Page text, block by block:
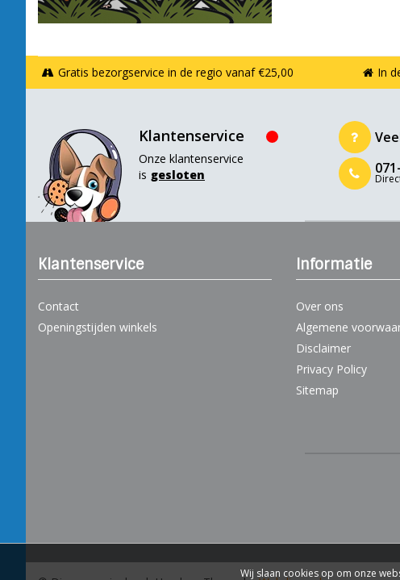
Gratis bezorgservice in de regio vanaf €25,00 In
Klantenservice
Onze klantenservice
is gesloten
Klantenservice
Contact
Openingstijden winkels
Informatie
Over ons
Algemene
Disclaimer
Privacy Policy
Sitemap
Wij slaan cookies op om onze